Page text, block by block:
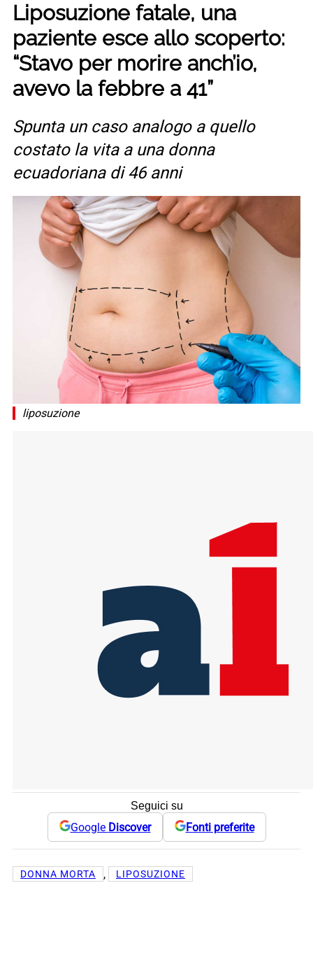
Liposuzione fatale, una
paziente esce allo scoperto:
“Stavo per morire anch’io,
avevo la febbre a 41”
Spunta un caso analogo a quello
costato la vita a una donna
ecuadoriana di 46 anni
liposuzione
Seguici su
Google Discover Fonti preferite
DONNA MORTA , LIPOSUZIONE